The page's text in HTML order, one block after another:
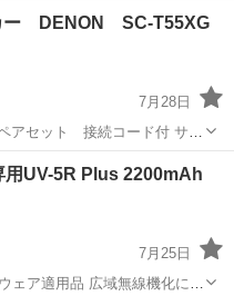
オ
ー DENON SC-T55XG
7月28日
ット 接続コード付 サイ
たり） 引き取り限定
公園駅、研究学園駅付近...
ーディオ
用UV-5R Plus 2200mAh
7月25日
ェア適用品 広域無線機化によ